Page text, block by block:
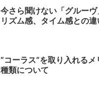
今さら聞けない「グルーヴ
リズム感、タイム感との違
”コーラス”を取り入れるメ
種類について